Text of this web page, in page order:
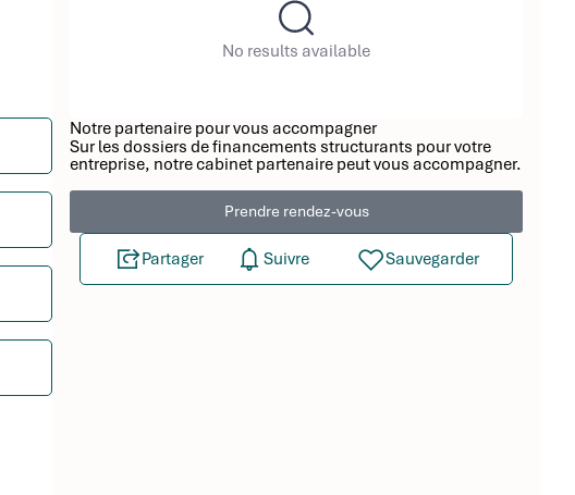
No results available
Notre partenaire pour vous accompagner
Sur les dossiers de financements structurants pour votre
entreprise, notre cabinet partenaire peut vous accompagner.
Prendre rendez-vous
Partager Suivre Sauvegarder